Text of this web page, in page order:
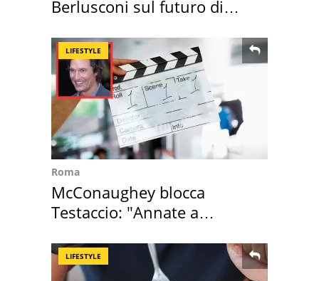
Berlusconi sul futuro di
LIFESTYLE
Roma
McConaughey blocca
Testaccio: "Annate a
LIFESTYLE